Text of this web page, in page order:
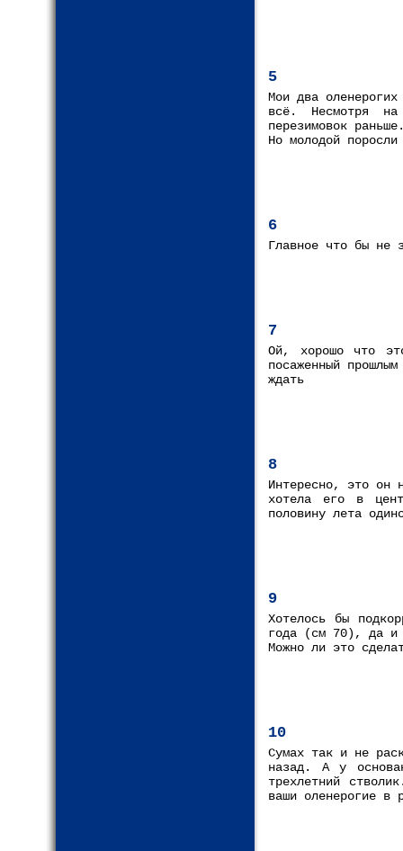
5
Мои два
всё. Несмотря
перезимовок
Но молодой
6
Главное что бы не
7
Ой, хорошо что
посаженный
ждать
8
Интересно, это он
хотела его в
половину лета
9
Хотелось бы
года (см 70), да и
Можно ли это
10
Сумах так и не
назад. А у
трехлетний
ваши оленерогие в